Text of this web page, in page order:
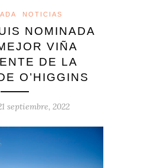
NOTICIAS
NOMINADA
VIÑA
DE LA
O’HIGGINS
septiembre, 2022